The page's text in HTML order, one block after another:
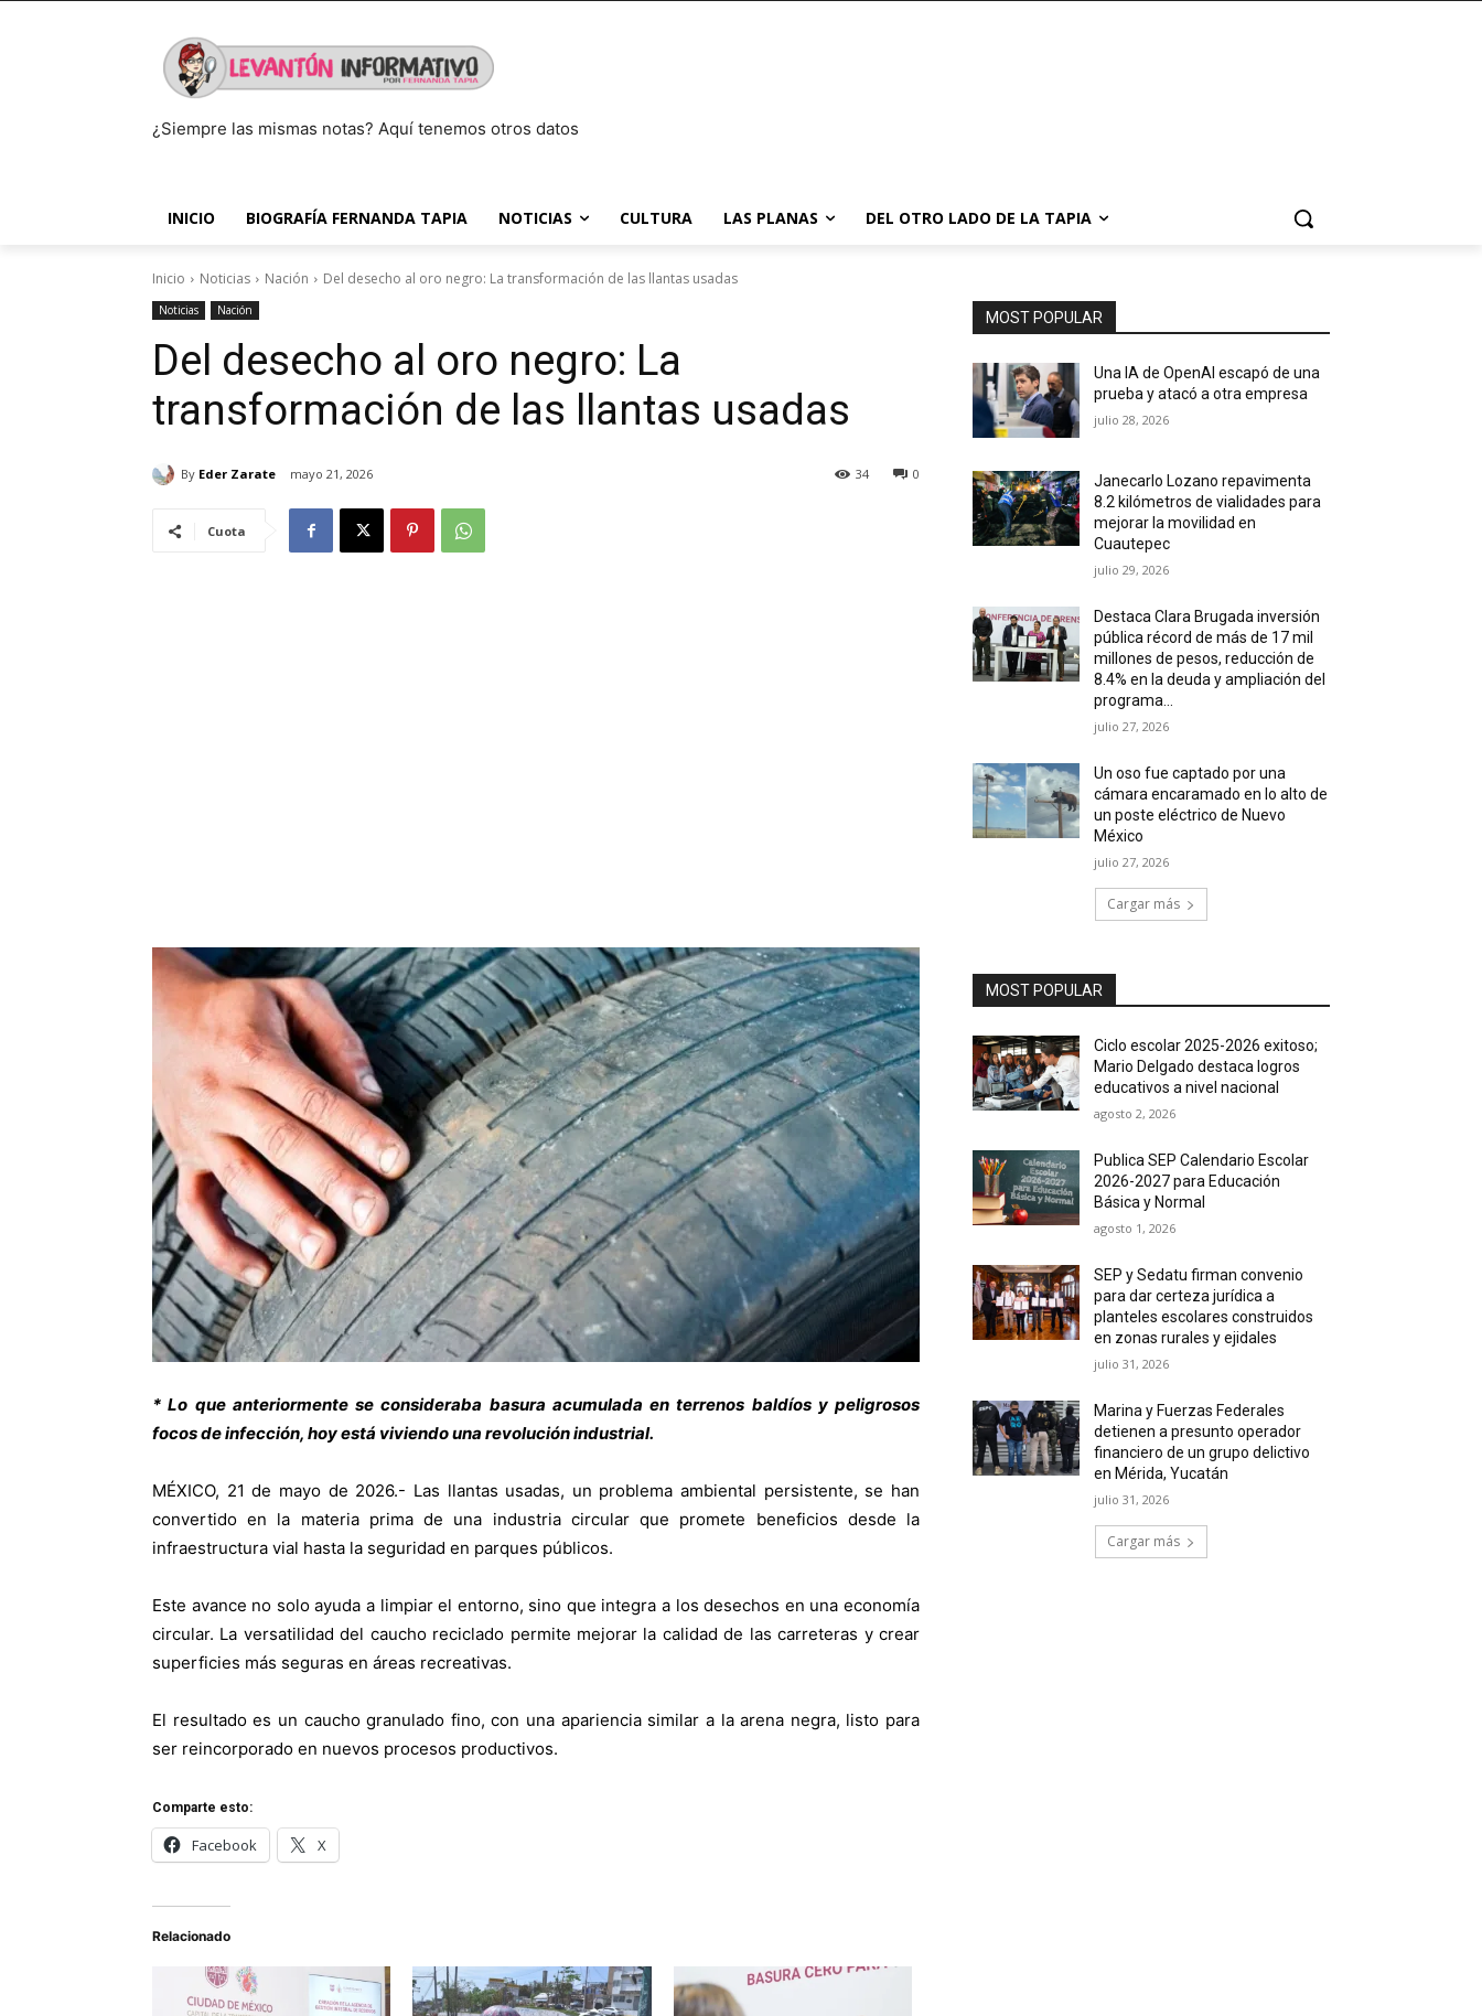
¿Siempre las mismas notas? Aquí tenemos otros datos
INICIO BIOGRAFÍA FERNANDA TAPIA NOTICIAS CULTURA LAS PLANAS DEL OTRO LADO DE LA TAPIA
Inicio Noticias Nación Del desecho al oro negro: La transformación de las llantas usadas
Noticias Nación
Del desecho al oro negro: La
transformación de las llantas usadas
By Eder Zarate mayo 21, 2026 0
34
Cuota
* Lo que anteriormente se consideraba basura acumulada en terrenos baldíos y peligrosos
focos de infección, hoy está viviendo una revolución industrial.
MÉXICO, 21 de mayo de 2026.- Las llantas usadas, un problema ambiental persistente, se han
convertido en la materia prima de una industria circular que promete beneficios desde la
infraestructura vial hasta la seguridad en parques públicos.
Este avance no solo ayuda a limpiar el entorno, sino que integra a los desechos en una economía
circular. La versatilidad del caucho reciclado permite mejorar la calidad de las carreteras y crear
superficies más seguras en áreas recreativas.
El resultado es un caucho granulado fino, con una apariencia similar a la arena negra, listo para
ser reincorporado en nuevos procesos productivos.
Comparte esto:
Facebook X
Relacionado
MOST POPULAR
Una IA de OpenAI escapó de una
prueba y atacó a otra empresa
julio 28, 2026
Janecarlo Lozano repavimenta
8.2 kilómetros de vialidades para
mejorar la movilidad en
Cuautepec
julio 29, 2026
Destaca Clara Brugada inversión
pública récord de más de 17 mil
millones de pesos, reducción de
8.4% en la deuda y ampliación del
programa...
julio 27, 2026
Un oso fue captado por una
cámara encaramado en lo alto de
un poste eléctrico de Nuevo
México
julio 27, 2026
Cargar más
MOST POPULAR
Ciclo escolar 2025-2026 exitoso;
Mario Delgado destaca logros
educativos a nivel nacional
agosto 2, 2026
Publica SEP Calendario Escolar
2026-2027 para Educación
Básica y Normal
agosto 1, 2026
SEP y Sedatu firman convenio
para dar certeza jurídica a
planteles escolares construidos
en zonas rurales y ejidales
julio 31, 2026
Marina y Fuerzas Federales
detienen a presunto operador
financiero de un grupo delictivo
en Mérida, Yucatán
julio 31, 2026
Cargar más